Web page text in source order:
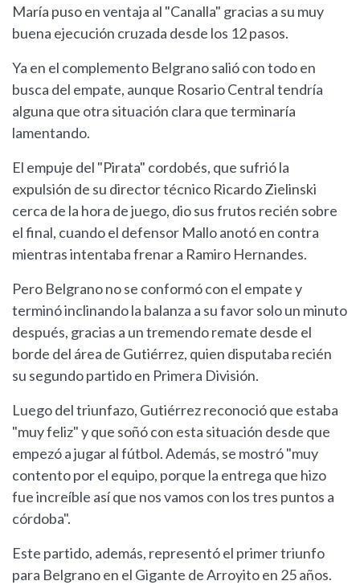
María puso en ventaja al "Canalla" gracias a su muy
buena ejecución cruzada desde los 12 pasos.
Ya en el complemento Belgrano salió con todo en
busca del empate, aunque Rosario Central tendría
alguna que otra situación clara que terminaría
lamentando.
El empuje del "Pirata" cordobés, que sufrió la
expulsión de su director técnico Ricardo Zielinski
cerca de la hora de juego, dio sus frutos recién sobre
el final, cuando el defensor Mallo anotó en contra
mientras intentaba frenar a Ramiro Hernandes.
Pero Belgrano no se conformó con el empate y
terminó inclinando la balanza a su favor solo un minuto
después, gracias a un tremendo remate desde el
borde del área de Gutiérrez, quien disputaba recién
su segundo partido en Primera División.
Luego del triunfazo, Gutiérrez reconoció que estaba
"muy feliz" y que soñó con esta situación desde que
empezó a jugar al fútbol. Además, se mostró "muy
contento por el equipo, porque la entrega que hizo
fue increíble así que nos vamos con los tres puntos a
córdoba".
Este partido, además, representó el primer triunfo
para Belgrano en el Gigante de Arroyito en 25 años.